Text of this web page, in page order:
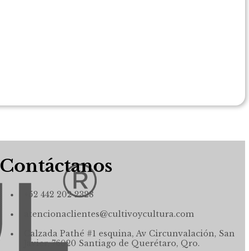
Contáctanos
+52 442 202 2328
atencionaclientes@cultivoycultura.com
Calzada Pathé #1 esquina, Av Circunvalación, San
Javier, 76020 Santiago de Querétaro, Qro.